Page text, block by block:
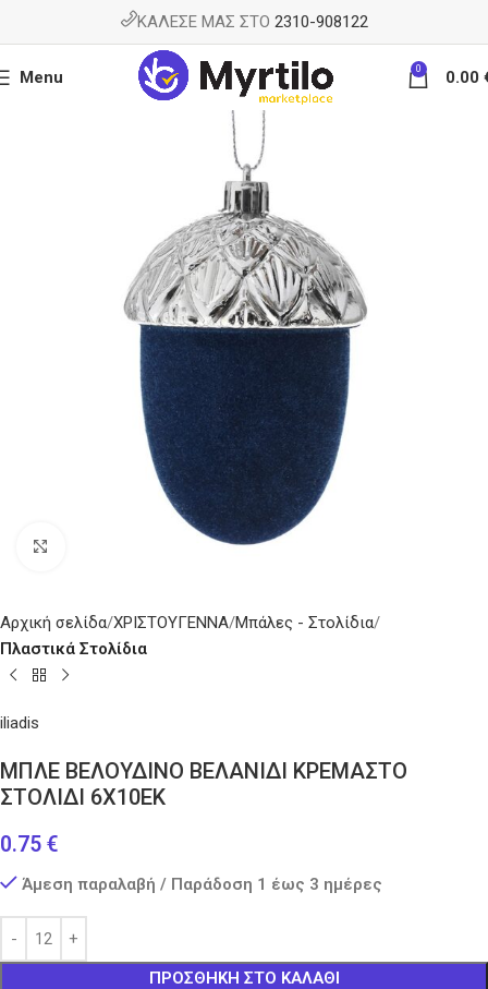
ΚΑΛΕΣΕ ΜΑΣ ΣΤΟ 2310-908122
Menu 0 0.00
Κάντε κλικ για μεγέθυνση
Αρχική σελίδα ΧΡΙΣΤΟΥΓΕΝΝΑ Μπάλες - Στολίδια
Πλαστικά Στολίδια
iliadis
ΜΠΛΕ ΒΕΛΟΥΔΙΝΟ ΒΕΛΑΝΙΔΙ ΚΡΕΜΑΣΤΟ
ΣΤΟΛΙΔΙ 6Χ10ΕΚ
0.75 €
Άμεση παραλαβή / Παράδοση 1 έως 3 ημέρες
ΠΡΟΣΘΉΚΗ ΣΤΟ ΚΑΛΆΘΙ